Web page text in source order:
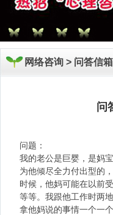
网络咨询 > 问答信箱
问
问题：
我的老公是巨婴，是妈
为他倾尽全力付出型的
时候，他妈可能在以前
等等。我跟他工作时两
拿他妈说的事情一个一